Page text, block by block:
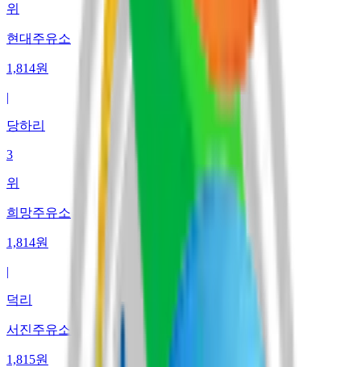
위
현대주유소
1,814원
|
당하리
3
위
희망주유소
1,814원
|
덕리
서진주유소 향남점 (주)논산얀마
1,815원